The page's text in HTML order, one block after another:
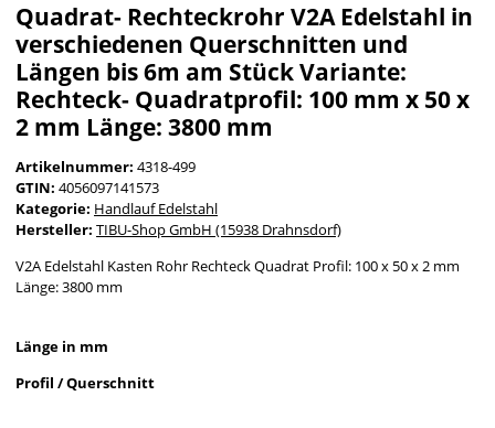
Quadrat- Rechteckrohr V2A Edelstahl in
verschiedenen Querschnitten und
Längen bis 6m am Stück Variante:
Rechteck- Quadratprofil: 100 mm x 50 x
2 mm Länge: 3800 mm
Artikelnummer: 4318-499
GTIN: 4056097141573
Kategorie: Handlauf Edelstahl
Hersteller: TIBU-Shop GmbH (15938 Drahnsdorf)
V2A Edelstahl Kasten Rohr Rechteck Quadrat Profil: 100 x 50 x 2 mm
Länge: 3800 mm
Länge in mm
Profil / Querschnitt